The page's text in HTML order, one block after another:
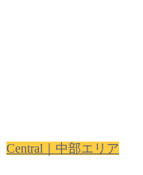
Central｜中部エリア